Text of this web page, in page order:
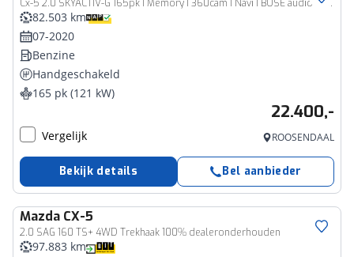
Cx-5 2.0 SKYACTIV-G 165pk I Memory I 360cam I Navi I BOSE audio I Leder
82.503 km
07-2020
Benzine
Handgeschakeld
165 pk (121 kW)
22.400,-
Vergelijk ROOSENDAAL
Bekijk details Bel aanbieder
Mazda CX-5
2.0 SAG 160 TS+ 4WD Trekhaak 100% dealeronderhouden
97.883 km